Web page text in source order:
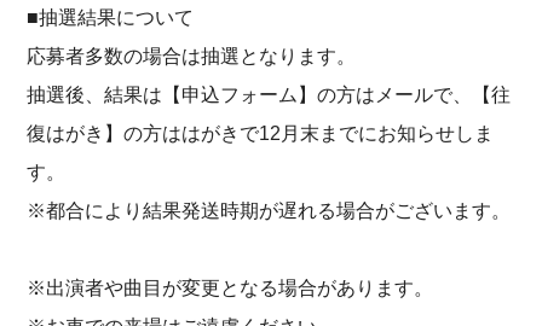
■抽選結果について
応募者多数の場合は抽選となります。
抽選後、結果は【申込フォーム】の方はメールで、【往
復はがき】の方ははがきで12月末までにお知らせしま
す。
※都合により結果発送時期が遅れる場合がございます。
※出演者や曲目が変更となる場合があります。